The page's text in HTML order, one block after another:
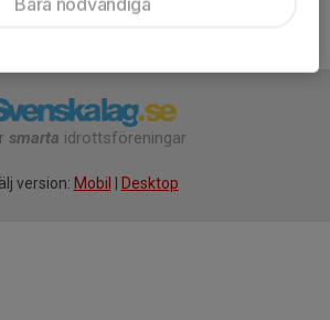
smarta idrottsföreningar
version: Mobil Desktop